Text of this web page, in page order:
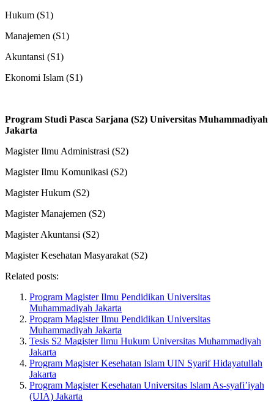
Hukum (S1)
Manajemen (S1)
Akuntansi (S1)
Ekonomi Islam (S1)
Program Studi Pasca Sarjana (S2) Universitas Muhammadiyah
Jakarta
Magister Ilmu Administrasi (S2)
Magister Ilmu Komunikasi (S2)
Magister Hukum (S2)
Magister Manajemen (S2)
Magister Akuntansi (S2)
Magister Kesehatan Masyarakat (S2)
Related posts:
Program Magister Ilmu Pendidikan Universitas
Muhammadiyah Jakarta
Program Magister Ilmu Pendidikan Universitas
Muhammadiyah Jakarta
Tesis S2 Magister Ilmu Hukum Universitas Muhammadiyah
Jakarta
Program Magister Kesehatan Islam UIN Syarif Hidayatullah
Jakarta
Program Magister Kesehatan Universitas Islam As-syafi’iyah
(UIA) Jakarta